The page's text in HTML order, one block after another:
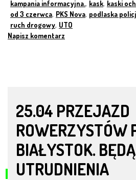
kampania informacyjna., kask, kaski
od 3 czerwca, PKS Nova, podlaska
ruch drogowy, UTO
Napisz komentarz
25.04 PRZEJAZD
ROWERZYSTÓW
BIAŁYSTOK. BĘDĄ
UTRUDNIENIA